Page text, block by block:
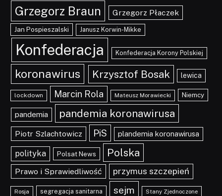
Grzegorz Braun Grzegorz Płaczek
Jan Pospieszalski Janusz Korwin-Mikke
Konfederacja Konfederacja Korony Polskiej
koronawirus Krzysztof Bosak lewica
lockdown Marcin Rola Mateusz Morawiecki Niemcy
pandemia pandemia koronawirusa
Piotr Szlachtowicz PiS plandemia koronawirusa
polityka Polsat News Polska
Prawo i Sprawiedliwość przymus szczepień
Rosja segregacja sanitarna sejm Stany Zjednoczone